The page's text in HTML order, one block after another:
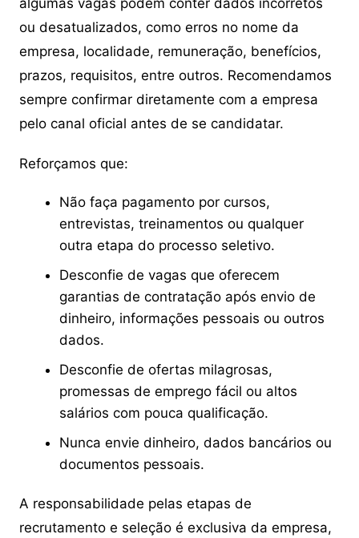
algumas vagas podem conter dados incorretos
ou desatualizados, como erros no nome da
empresa, localidade, remuneração, benefícios,
prazos, requisitos, entre outros. Recomendamos
sempre confirmar diretamente com a empresa
pelo canal oficial antes de se candidatar.
Reforçamos que:
Não faça pagamento por cursos,
entrevistas, treinamentos ou qualquer
outra etapa do processo seletivo.
Desconfie de vagas que oferecem
garantias de contratação após envio de
dinheiro, informações pessoais ou outros
dados.
Desconfie de ofertas milagrosas,
promessas de emprego fácil ou altos
salários com pouca qualificação.
Nunca envie dinheiro, dados bancários ou
documentos pessoais.
A responsabilidade pelas etapas de
recrutamento e seleção é exclusiva da empresa,